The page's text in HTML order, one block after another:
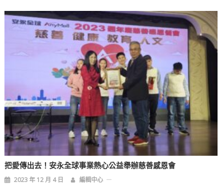
把愛傳出去！安永全球事業熱心公益舉辦慈善感恩會
2023 年 12 月 4 日 編輯中心